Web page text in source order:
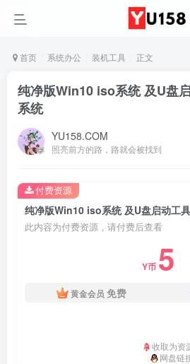
首页 系统办公 装机工具 正文
纯净版Win10 iso系统 及U盘
系统
YU158.COM
照亮前方的路，路就会被找到
纯净版Win10 iso系统 及U盘启动工
此内容为付费资源，请付费后查看
Y币 5
黄金会员 免费
收取为资
网盘链
付费资源